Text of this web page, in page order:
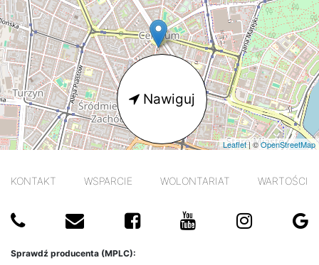
Leaflet| ©OpenStreetMap
Nawiguj
KONTAKT WSPARCIE WOLONTARIAT WARTOŚCI
Sprawdź producenta (MPLC):